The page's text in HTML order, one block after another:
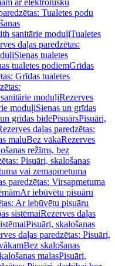
ar elektronisku
Tualetes podu
sanitārie moduļiTualetes
daļas paredzētas:
Sienas tualetes
tualetes podiemGrīdas
Grīdas tualetes
moduļiRezerves
moduļiSienas un grīdas
grīdas bidēPisuārsPisuāri,
daļas paredzētas:
maluBez vākaRezerves
režīms, bez
Pisuāri, skalošanas
vai zemapmetuma
paredzētas: Virsapmetuma
Ar iebūvētu pisuāru
Ar iebūvētu pisuāru
sistēmaiRezerves daļas
Pisuāri, skalošanas
daļas paredzētas: Pisuāri,
Bez skalošanas
malasPisuāri,